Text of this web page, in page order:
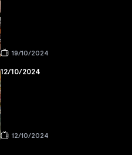
19/10/2024
12/10/2024
12/10/2024